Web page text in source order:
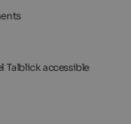
Talblick accessible